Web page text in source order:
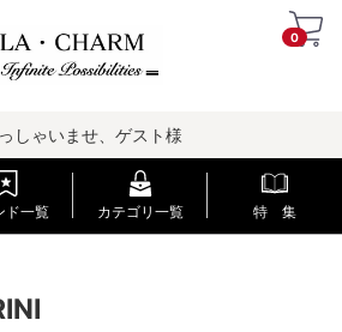
0
しゃいませ、ゲスト様
ド一覧 カテゴリ一覧 特 集